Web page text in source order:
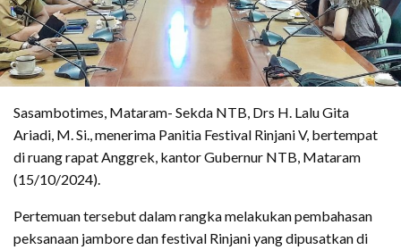
Sasambotimes, Mataram- Sekda NTB, Drs H. Lalu Gita
Ariadi, M. Si., menerima Panitia Festival Rinjani V, bertempat
di ruang rapat Anggrek, kantor Gubernur NTB, Mataram
(15/10/2024).
Pertemuan tersebut dalam rangka melakukan pembahasan
peksanaan jambore dan festival Rinjani yang dipusatkan di